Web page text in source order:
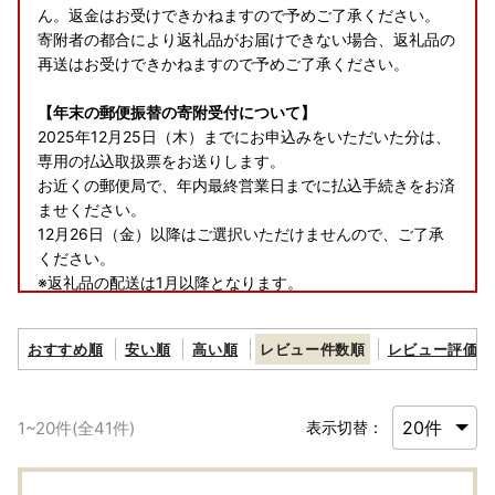
ん。返金はお受けできかねますので予めご了承ください。
寄附者の都合により返礼品がお届けできない場合、返礼品の
再送はお受けできかねますので予めご了承ください。
【年末の郵便振替の寄附受付について】
2025年12月25日（木）までにお申込みをいただいた分は、
専用の払込取扱票をお送りします。
お近くの郵便局で、年内最終営業日までに払込手続きをお済
ませください。
12月26日（金）以降はご選択いただけませんので、ご了承
ください。
※返礼品の配送は1月以降となります。
年明け以降のため、オンラインワンストップ申請、または
「自治体マイページ」で検索し、
郵便振替でお支払いの場合、ご入金確認にお時間を要する
おすすめ順 安い順 高い順 レビュー件数順 レビュー評価順
1~20件(全41件) 表示切替：